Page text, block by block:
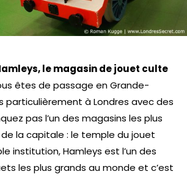
le magasin de jouet culte
êtes de passage en Grande-
particulièrement à Londres avec des
pas l’un des magasins les plus
la capitale : le temple du jouet
institution, Hamleys est l’un des
les plus grands au monde et c’est